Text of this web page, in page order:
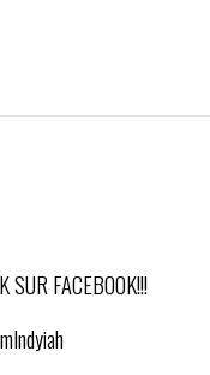
SUR FACEBOOK!!!